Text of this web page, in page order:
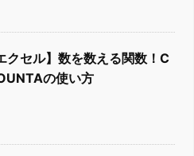
クセル】数を数える関数！C
の使い方